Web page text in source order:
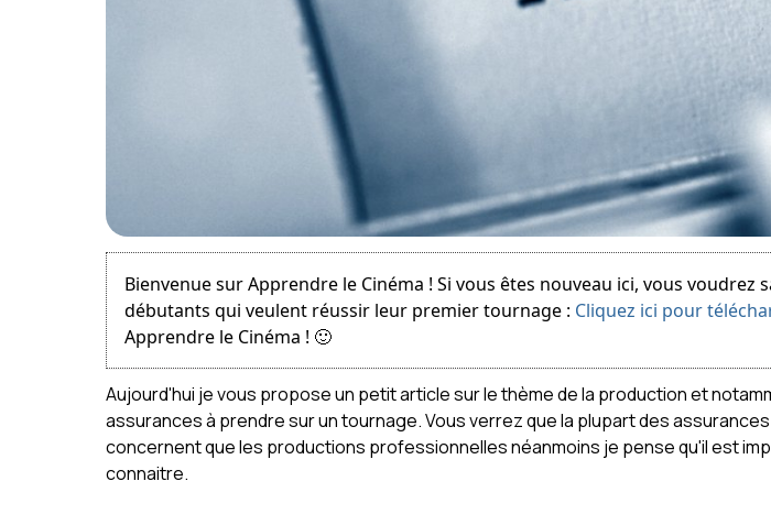
Bienvenue sur Apprendre le Cinéma ! Si vous êtes nouveau ici, vous
débutants qui veulent réussir leur premier tournage : Cliquez ici pour
Apprendre le Cinéma ! 🙂
Aujourd'hui je vous propose un petit article sur le thème de la production et
assurances à prendre sur un tournage. Vous verrez que la plupart des
concernent que les productions professionnelles néanmoins je pense qu'il est
connaitre.